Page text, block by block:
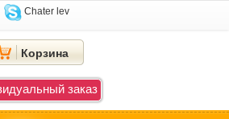
Chater lev
Корзина
заказ